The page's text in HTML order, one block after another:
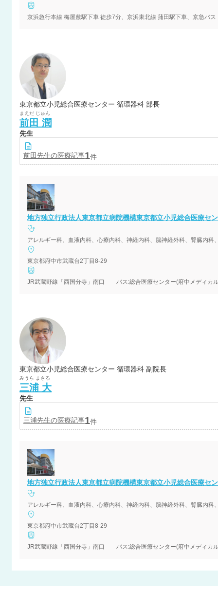
東京都立小児総合医療センター 循環器科 部長
まえだ じゅん
前田 潤
先生
前田 先生の医療記事1件
地方独立行政法人東京都立病院機構東京都立小児総合医療セ
東京都府中市武蔵台2丁目8-29
東京都立小児総合医療センター 循環器科 副院長
みうら まさる
三浦 大
先生
三浦先生の医療記事1件
地方独立行政法人東京都立病院機構東京都立小児総合医療セ
東京都府中市武蔵台2丁目8-29